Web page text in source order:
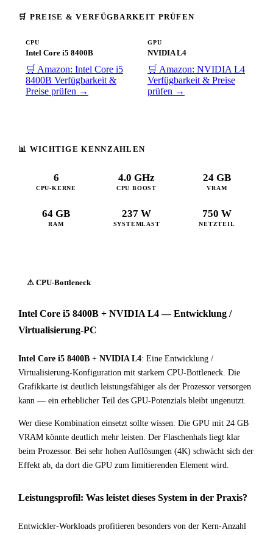
🛒 PREISE & VERFÜGBARKEIT PRÜFEN
CPU
Intel Core i5 8400B
🛒 Amazon: Intel Core i5
8400B Verfügbarkeit &
Preise prüfen →
GPU
NVIDIA L4
🛒 Amazon: NVIDIA L4
Verfügbarkeit & Preise
prüfen →
📊 WICHTIGE KENNZAHLEN
6
CPU-KERNE
4.0 GHz
CPU BOOST
24 GB
VRAM
64 GB
RAM
237 W
SYSTEMLAST
750 W
NETZTEIL
⚠ CPU-Bottleneck
Intel Core i5 8400B + NVIDIA L4 — Entwicklung /
Virtualisierung-PC
Intel Core i5 8400B + NVIDIA L4: Eine Entwicklung /
Virtualisierung-Konfiguration mit starkem CPU-Bottleneck. Die
Grafikkarte ist deutlich leistungsfähiger als der Prozessor versorgen
kann — ein erheblicher Teil des GPU-Potenzials bleibt ungenutzt.
Wer diese Kombination einsetzt sollte wissen: Die GPU mit 24 GB
VRAM könnte deutlich mehr leisten. Der Flaschenhals liegt klar
beim Prozessor. Bei sehr hohen Auflösungen (4K) schwächt sich der
Effekt ab, da dort die GPU zum limitierenden Element wird.
Leistungsprofil: Was leistet dieses System in der Praxis?
Entwickler-Workloads profitieren besonders von der Kern-Anzahl